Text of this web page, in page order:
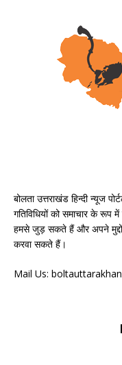
बोलता उत्तराखंड हिन्दी न्यूज
गतिविधियों को समाचार के रूप
हमसे जुड़ सकते हैं और अपने मुद्दों
करवा सकते हैं।
Mail Us: